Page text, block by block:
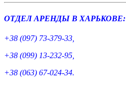
ОТДЕЛ АРЕНДЫ В ХАРЬКОВЕ:
+38 (097) 73-379-33,
+38 (099) 13-232-95,
+38 (063) 67-024-34.